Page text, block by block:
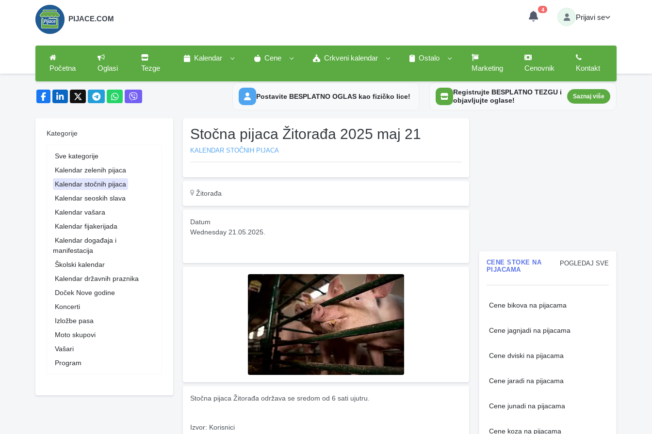
PIJACE.COM
4
Prijavi se
Početna Oglasi Tezge
Kalendar Cene Crkveni kalendar
Ostalo
Marketing
Cenovnik Kontakt
Postavite BESPLATNO OGLAS kao fizičko lice!
Registrujte BESPLATNO TEZGU i
objavljujte oglase!
Saznaj više
Kategorije
Sve kategorije
Kalendar zelenih pijaca
Kalendar stočnih pijaca
Kalendar seoskih slava
Kalendar vašara
Kalendar fijakerijada
Kalendar događaja i
manifestacija
Školski kalendar
Kalendar državnih praznika
Doček Nove godine
Koncerti
Izložbe pasa
Moto skupovi
Vašari
Program
Stočna pijaca Žitorađa 2025 maj 21
KALENDAR STOČNIH PIJACA
Žitorađa
Datum
Wednesday 21.05.2025.
Stočna pijaca Žitorađa održava se sredom od 6 sati ujutru.
Izvor: Korisnici
POGLEDAJ SVE
CENE STOKE NA
PIJACAMA
Cene bikova na pijacama
Cene jagnjadi na pijacama
Cene dviski na pijacama
Cene jaradi na pijacama
Cene junadi na pijacama
Cene koza na pijacama